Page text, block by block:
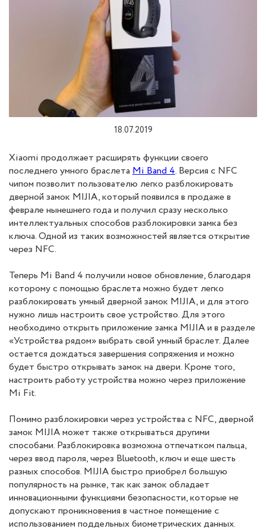
18.07.2019
Xiaomi продолжает расширять функции своего
последнего умного браслета Mi Band 4. Версия с NFC
чипом позволит пользователю легко разблокировать
дверной замок MIJIA, который появился в продаже в
феврале нынешнего года и получил сразу несколько
интеллектуальных способов разблокировки замка без
ключа. Одной из таких возможностей является открытие
через NFC.
Теперь Mi Band 4 получили новое обновление, благодаря
которому с помощью браслета можно будет легко
разблокировать умный дверной замок MIJIA, и для этого
нужно лишь настроить свое устройство. Для этого
необходимо открыть приложение замка MIJIA и в разделе
«Устройства рядом» выбрать свой умный браслет. Далее
остается дождаться завершения сопряжения и можно
будет быстро открывать замок на двери. Кроме того,
настроить работу устройства можно через приложение
Mi Fit.
Помимо разблокировки через устройства с NFC, дверной
замок MIJIA может также открываться другими
способами. Разблокировка возможна отпечатком пальца,
через ввод пароля, через Bluetooth, ключ и еще шесть
разных способов. MIJIA быстро приобрел большую
популярность на рынке, так как замок обладает
инновационными функциями безопасности, которые не
допускают проникновения в частное помещение с
использованием поддельных биометрических данных.